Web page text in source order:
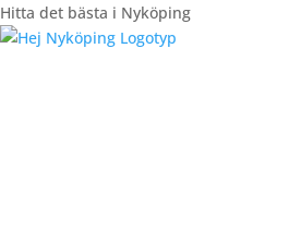
Hitta det bästa i Nyköping